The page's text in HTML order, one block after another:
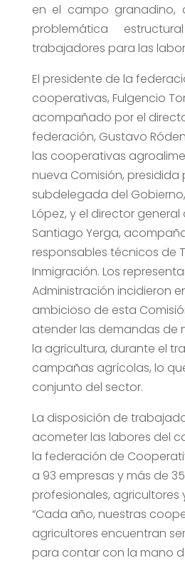
en el campo granadino,
problemática
trabajadores para las
El presidente de la
cooperativas, Fulgencio
acompañado por el
federación, Gustavo
las cooperativas
nueva Comisión, presidida
subdelegada del
López, y el director general
Santiago Yerga,
responsables técnicos de
Inmigración. Los
Administración incidieron
ambicioso de esta
atender las demandas de
la agricultura, durante el
campañas agrícolas, lo
conjunto del sector.
La disposición de
acometer las labores del
la federación de
a 93 empresas y más de
profesionales, agricultores
“Cada año, nuestras
agricultores encuentran
para contar con la mano